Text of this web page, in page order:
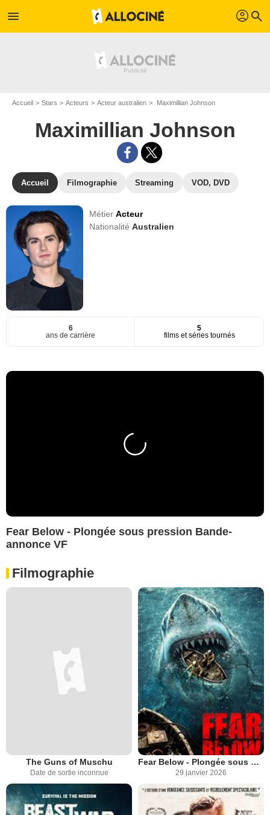
menu profil search
Accueil Stars Acteurs Acteur australien Maximillian Johnson
Maximillian Johnson
Accueil Filmographie Streaming VOD, DVD
MétierActeur
NationalitéAustralien
6
ans de carrière
5
films et séries tournés
Fear Below - Plongée sous pression Bande-
annonce VF
Filmographie
The Guns of Muschu
Date de sortie inconnue
Fear Below - Plongée sous pression
29 janvier 2026